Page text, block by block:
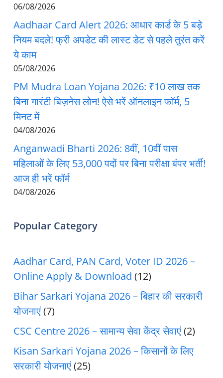
06/08/2026
Aadhaar Card Alert 2026: आधार कार्ड के 5 बड़े
नियम बदले! फ्री अपडेट की लास्ट डेट से पहले तुरंत करें
ये काम
05/08/2026
PM Mudra Loan Yojana 2026: ₹10 लाख तक
बिना गारंटी बिज़नेस लोन! ऐसे भरें ऑनलाइन फॉर्म, 5
मिनट में
04/08/2026
Anganwadi Bharti 2026: 8वीं, 10वीं पास
महिलाओं के लिए 53,000 पदों पर बिना परीक्षा बंपर भर्ती!
आज ही भरें फॉर्म
04/08/2026
Popular Category
Aadhar Card, PAN Card, Voter ID 2026 –
Online Apply & Download (12)
Bihar Sarkari Yojana 2026 – बिहार की सरकारी
योजनाएं(7)
CSC Centre 2026 – सामान्य सेवा केंद्र सेवाएं(2)
Kisan Sarkari Yojana 2026 – किसानों के लिए
सरकारी योजनाएं(25)